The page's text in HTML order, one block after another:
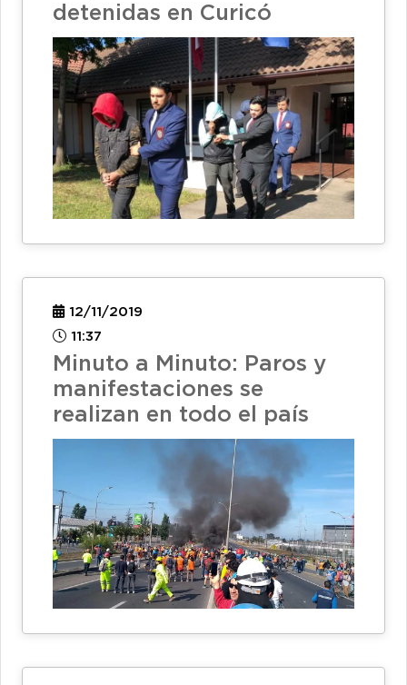
detenidas en Curicó
12/11/2019
11:37
Minuto a Minuto: Paros y
manifestaciones se
realizan en todo el país